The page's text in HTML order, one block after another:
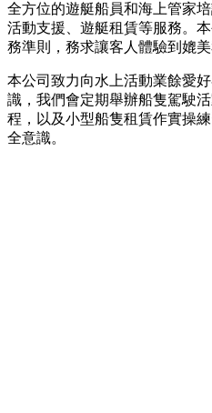
全方位的遊艇船員和海上管家
活動支援、遊艇租賃等服務。
務準則，務求讓客人體驗到媲
本公司致力向水上活動業餘愛
識，我們會定期舉辦船隻駕駛
程，以及小型船隻租賃作實操
全意識。